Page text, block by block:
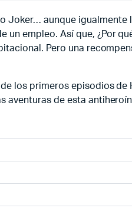
Joker… aunque igualmente
un empleo. Así que, ¿Por
Pero una
los primeros episodios
aventuras de esta